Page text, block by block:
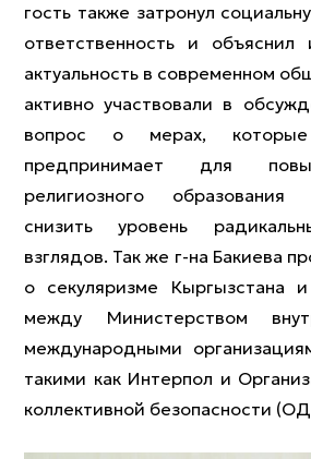
гость также затронул
ответственность и объяснил
актуальность в современном
активно участвовали в
вопрос о мерах, которые
предпринимает для
религиозного
снизить уровень
взглядов. Так же г-на Бакиева
о секуляризме Кыргызстана
между Министерством
международными
такими как Интерпол и
коллективной безопасности